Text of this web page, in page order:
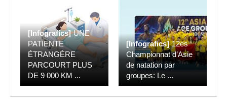
[Infografics] UNE
PATIENTE
ÉTRANGÈRE
PARCOURT PLUS
DE 9 000 KM ...
[Infografics] 12es
Championnat d’Asie
de natation par
groupes: Le ...